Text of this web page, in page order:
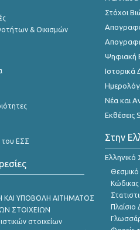
& Οικισμών
του ΕΣΣ
ΚΑΙ ΥΠΟΒΟΛΗ ΑΙΤΗΜΑΤΟΣ
ΣΤΟΙΧΕΙΩΝ
στοιχείων
Στόχοι
Ψηφιακή
Νέα και
Εκθέσεις
Στην
Ελληνικό
Θεσμικό
Κώδικας